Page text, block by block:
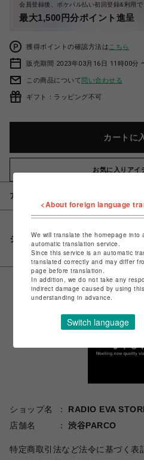
会員登録後、ポケパル払い初回登録&利用で
最大1,500円分ポイント進呈
獲得ポイントの確認方法は こちら
販売期間 2023年03月16日 11時00分
この商品について問い合わせる
ギフト：ラッピング不可
カートに
お気に入りアイ
アイテム説明 / 素材
シェアする
ショップ名
RADIO EVA
店舗名
渋谷PARCO
特定商取引法など法令に基づく表
<About foreign language
We will translate the homepage
automatic translation service.
Since this service is an automatic
translated correctly and may differ
page before translation.
In addition, we do not take any
indirect damage caused by using
understanding in advance.
Switch language